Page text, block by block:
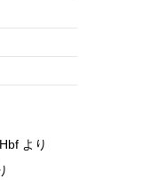
より